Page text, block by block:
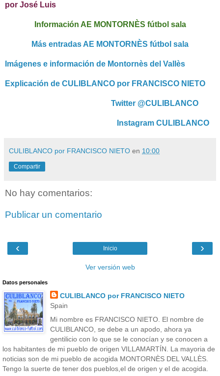
por José Luis
Información AE MONTORNÈS fútbol sala
Más entradas AE MONTORNÈS fútbol sala
Imágenes e información de Montornès del Vallès
Explicación de CULIBLANCO por FRANCISCO NIETO
Twitter @CULIBLANCO
Instagram CULIBLANCO
CULIBLANCO por FRANCISCO NIETO en 10:00
Compartir
No hay comentarios:
Publicar un comentario
‹ ›
Inicio
Ver versión web
Datos personales
CULIBLANCO por FRANCISCO NIETO
Spain
Mi nombre es FRANCISCO NIETO. El nombre de
CULIBLANCO, se debe a un apodo, ahora ya
gentilicio con lo que se le conocían y se conocen a
los habitantes de mi pueblo de origen VILLAMARTÍN. La mayoria de
noticias son de mi pueblo de acogida MONTORNÈS DEL VALLÈS.
Tengo la suerte de tener dos pueblos,el de origen y el de acogida.